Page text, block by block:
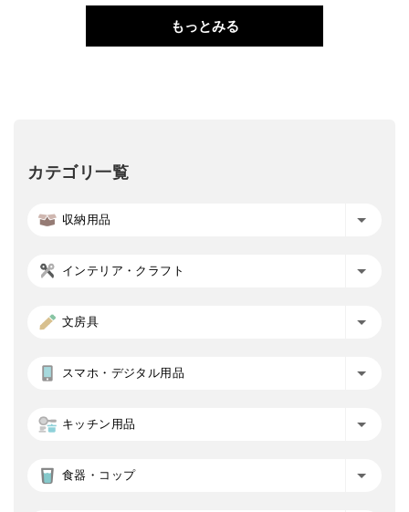
もっとみる
カテゴリ一覧
収納用品
インテリア・クラフト
文房具
スマホ・デジタル用品
キッチン用品
食器・コップ